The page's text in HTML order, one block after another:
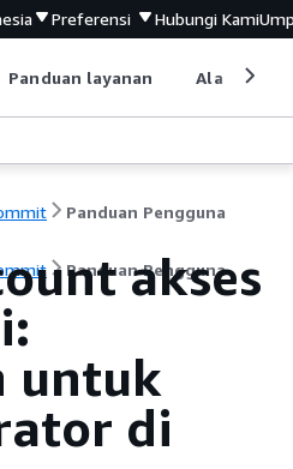
Preferensi Hubungi Kami
Panduan layanan Alat
Panduan Pengguna
Panduan Pengguna
akses
untuk
di